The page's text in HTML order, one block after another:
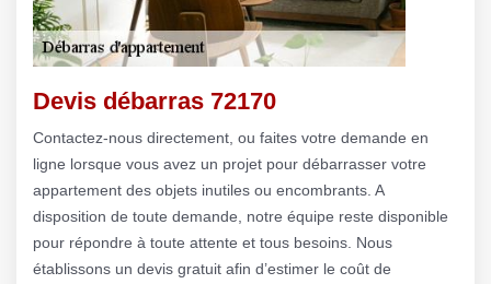
Devis débarras 72170
Contactez-nous directement, ou faites votre demande en
ligne lorsque vous avez un projet pour débarrasser votre
appartement des objets inutiles ou encombrants. A
disposition de toute demande, notre équipe reste disponible
pour répondre à toute attente et tous besoins. Nous
établissons un devis gratuit afin d’estimer le coût de